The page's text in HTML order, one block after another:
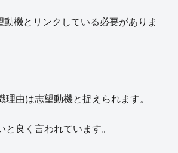
動機とリンクしている必要がありま
理由は志望動機と捉えられます。
と良く言われています。